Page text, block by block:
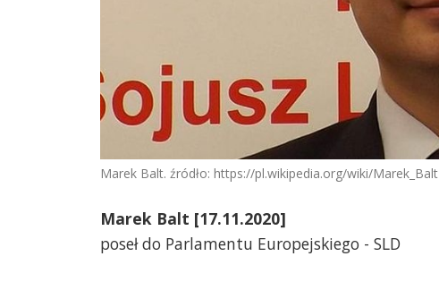
Marek Balt. źródło: https://pl.wikipedia.org/wiki/Marek_Balt
Marek Balt [17.11.2020]
poseł do Parlamentu Europejskiego - SLD